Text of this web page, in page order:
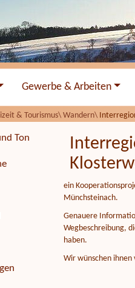
Gewerbe & Arbeiten
& Tourismus\ Wandern\
Ton
ein
Münchsteinach.
Genauere
Wegbeschreibung,
haben.
Wir wünschen ihnen